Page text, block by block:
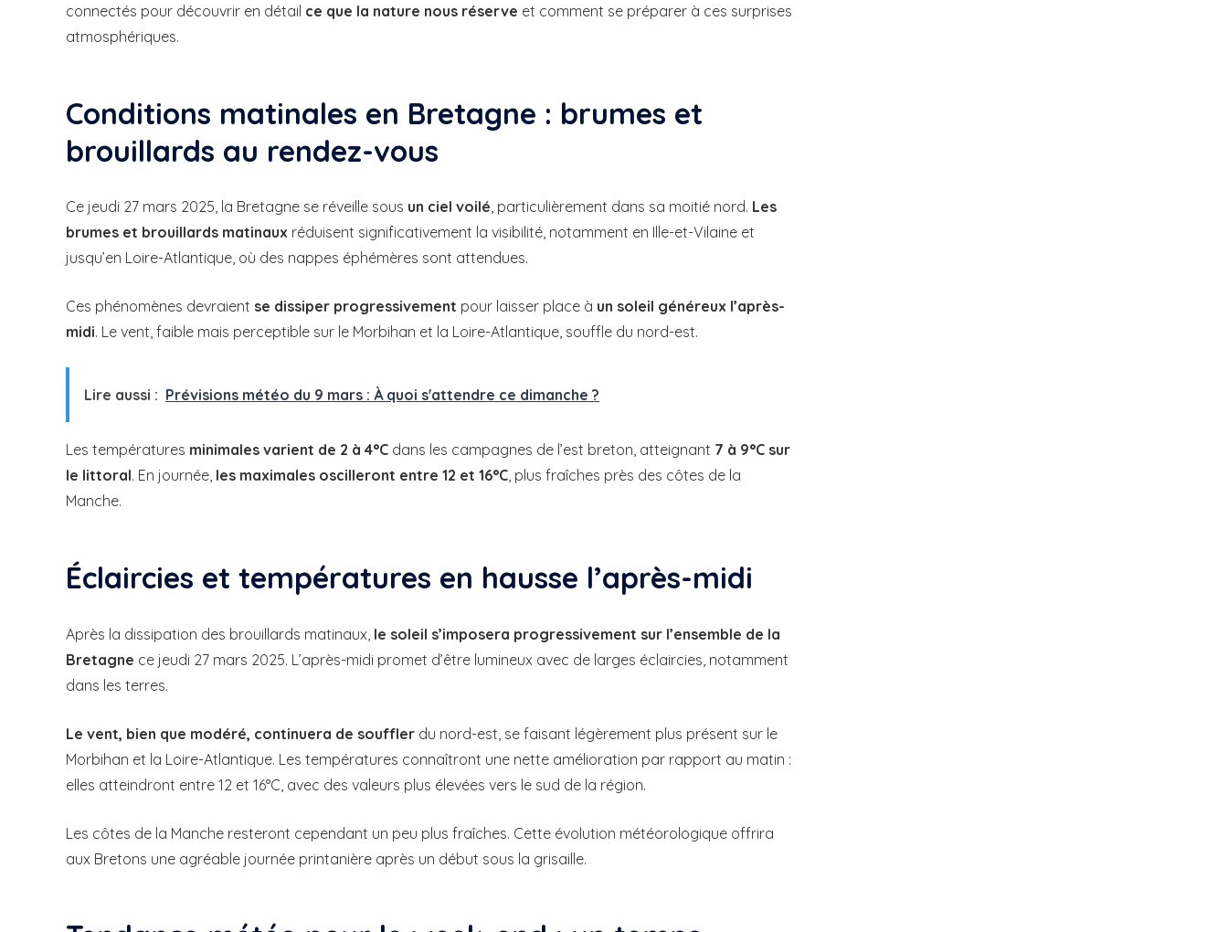
connectés pour découvrir en détail ce que la nature nous réserve et comment se préparer à ces surprises
atmosphériques.
Conditions matinales en Bretagne : brumes et
brouillards au rendez-vous
Ce jeudi 27 mars 2025, la Bretagne se réveille sous un ciel voilé, particulièrement dans sa moitié nord. Les
brumes et brouillards matinaux réduisent significativement la visibilité, notamment en Ille-et-Vilaine et
jusqu’en Loire-Atlantique, où des nappes éphémères sont attendues.
Ces phénomènes devraient se dissiper progressivement pour laisser place à un soleil généreux l’après-
midi. Le vent, faible mais perceptible sur le Morbihan et la Loire-Atlantique, souffle du nord-est.
Lire aussi : Prévisions météo du 9 mars : À quoi s'attendre ce dimanche ?
Les températures minimales varient de 2 à 4°C dans les campagnes de l’est breton, atteignant 7 à 9°C sur
le littoral. En journée, les maximales oscilleront entre 12 et 16°C, plus fraîches près des côtes de la
Manche.
Éclaircies et températures en hausse l’après-midi
Après la dissipation des brouillards matinaux, le soleil s’imposera progressivement sur l’ensemble de la
Bretagne ce jeudi 27 mars 2025. L’après-midi promet d’être lumineux avec de larges éclaircies, notamment
dans les terres.
Le vent, bien que modéré, continuera de souffler du nord-est, se faisant légèrement plus présent sur le
Morbihan et la Loire-Atlantique. Les températures connaîtront une nette amélioration par rapport au matin :
elles atteindront entre 12 et 16°C, avec des valeurs plus élevées vers le sud de la région.
Les côtes de la Manche resteront cependant un peu plus fraîches. Cette évolution météorologique offrira
aux Bretons une agréable journée printanière après un début sous la grisaille.